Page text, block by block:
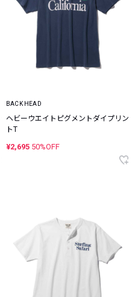
BACK HEAD
ヘビーウエイトピグメントダイプリン
トT
¥2,695 50%OFF